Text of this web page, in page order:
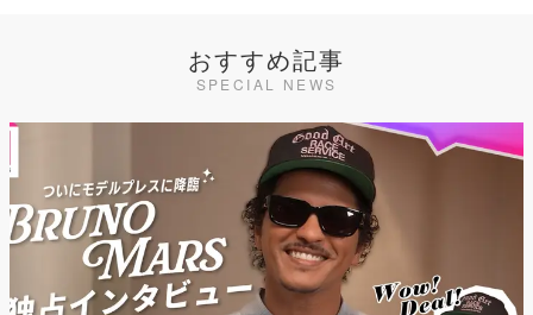
おすすめ記事
SPECIAL NEWS